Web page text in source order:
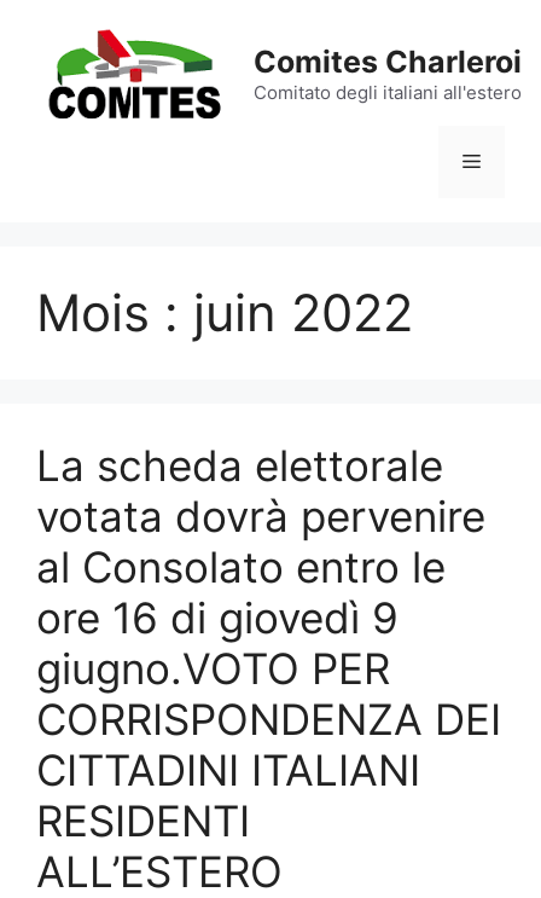
contenu
Comites Charleroi
Comitato degli italiani all'estero
Menu
Mois : juin 2022
La scheda elettorale
votata dovrà pervenire
al Consolato entro le
ore 16 di giovedì 9
giugno.VOTO PER
CORRISPONDENZA DEI
CITTADINI ITALIANI
RESIDENTI
ALL’ESTERO